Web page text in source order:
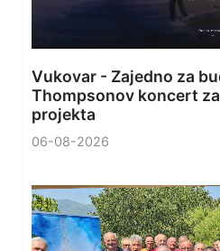
Vukovar - Zajedno za
Thompsonov koncert
projekta
06-08-2026